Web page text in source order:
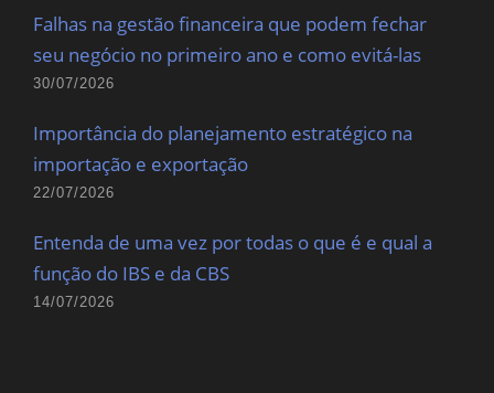
Falhas na gestão financeira que podem fechar
seu negócio no primeiro ano e como evitá-las
30/07/2026
Importância do planejamento estratégico na
importação e exportação
22/07/2026
Entenda de uma vez por todas o que é e qual a
função do IBS e da CBS
14/07/2026